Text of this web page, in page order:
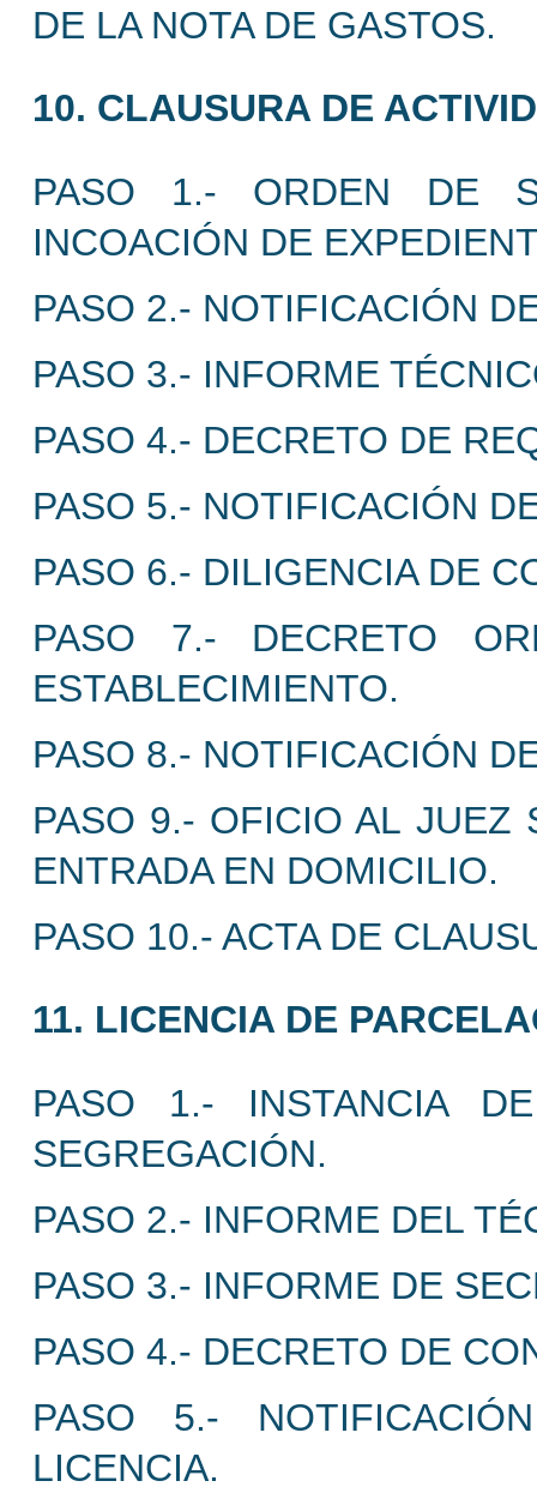
DE LA NOTA DE GASTOS.
10. CLAUSURA DE
PASO 1.- ORDEN DE
INCOACIÓN DE
PASO 2.- NOTIFICACIÓN
PASO 3.- INFORME
PASO 4.- DECRETO DE
PASO 5.- NOTIFICACIÓN
PASO 6.- DILIGENCIA DE
PASO 7.- DECRETO
ESTABLECIMIENTO.
PASO 8.- NOTIFICACIÓN
PASO 9.- OFICIO AL JUEZ
ENTRADA EN DOMICILIO.
PASO 10.- ACTA DE
11. LICENCIA DE
PASO 1.- INSTANCIA
SEGREGACIÓN.
PASO 2.- INFORME DEL
PASO 3.- INFORME DE
PASO 4.- DECRETO DE
PASO 5.-
LICENCIA.